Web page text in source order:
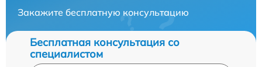
Закажите бесплатную консультацию
Бесплатная консультация со
специалистом